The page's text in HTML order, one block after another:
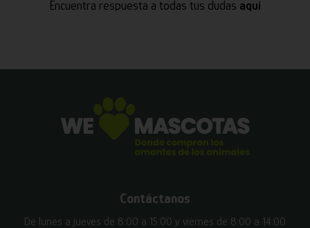
Encuentra respuesta a todas tus dudas aquí
Contáctanos
De lunes a jueves de 8:00 a 15:00 y viernes de 8:00 a 14:00